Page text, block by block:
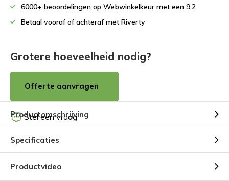
6000+ beoordelingen op Webwinkelkeur met een 9,2
Betaal vooraf of achteraf met Riverty
Grotere hoeveelheid nodig?
Offerte aanvragen
Stel een vraag
Productomschrijving
Specificaties
Productvideo